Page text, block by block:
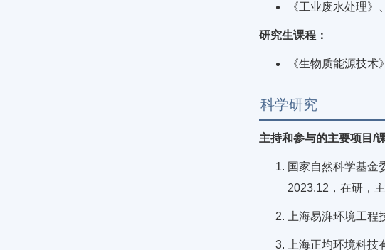
《工业废水处理》
研究生课程：
《生物质能源技
科学研究
主持和参与的主要项目/
国家自然科学基金
2023.12，在研，
上海易湃环境工程
上海正均环境科技